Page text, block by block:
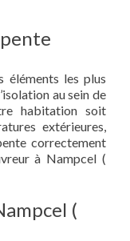
éléments les plus
au sein de
habitation soit
extérieures,
correctement
à Nampcel (
(